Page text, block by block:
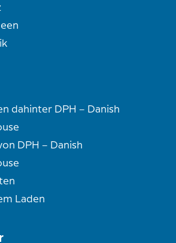
dahinter DPH – Danish
DPH – Danish
Laden